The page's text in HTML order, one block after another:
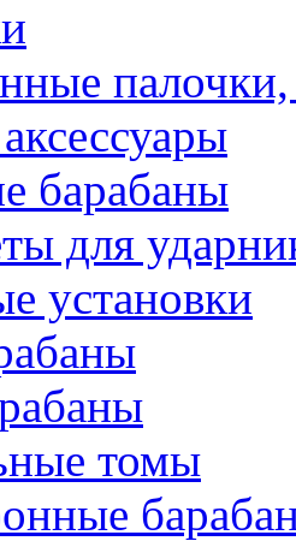
палочки,
барабаны
для
установки
томы